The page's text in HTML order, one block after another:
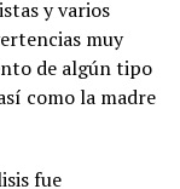
y varios
muy
de algún tipo
como la madre
fue